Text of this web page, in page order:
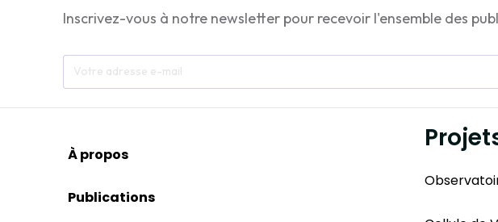
Inscrivez-vous à notre newsletter pour recevoir l'ensemble des
À propos
Publications